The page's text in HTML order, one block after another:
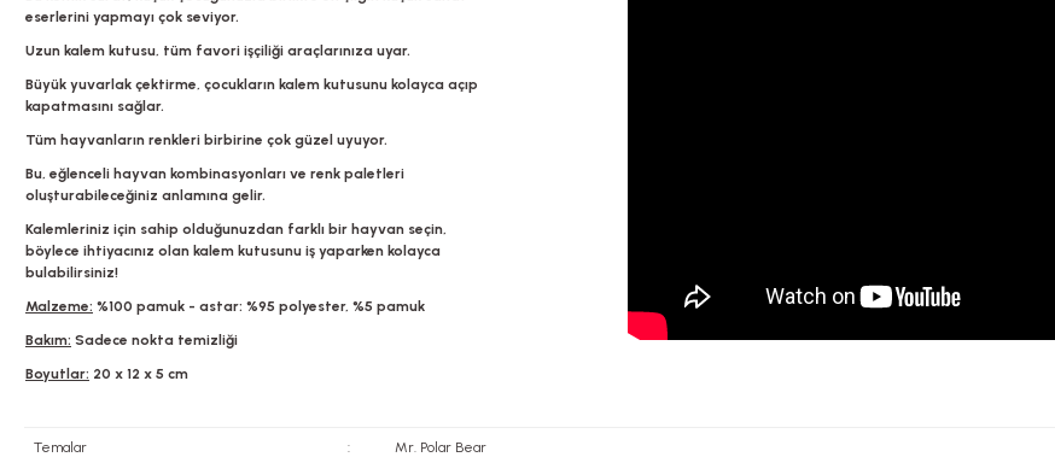
eserlerini yapmayı çok seviyor.
Uzun kalem kutusu, tüm favori işçiliği araçlarınıza uyar.
Büyük yuvarlak çektirme, çocukların kalem kutusunu kolayca açıp
kapatmasını sağlar.
Tüm hayvanların renkleri birbirine çok güzel uyuyor.
Bu, eğlenceli hayvan kombinasyonları ve renk paletleri
oluşturabileceğiniz anlamına gelir.
Kalemleriniz için sahip olduğunuzdan farklı bir hayvan seçin,
böylece ihtiyacınız olan kalem kutusunu iş yaparken kolayca
bulabilirsiniz!
Malzeme: %100 pamuk - astar: %95 polyester, %5 pamuk
Bakım: Sadece nokta temizliği
Boyutlar: 20 x 12 x 5 cm
Temalar : Mr. Polar Bear